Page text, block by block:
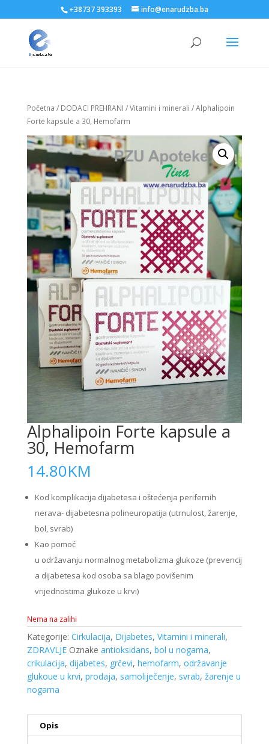
+38737 393393 info@enarudzba.ba
Početna / DODACI PREHRANI /Vitamini i minerali / Alphalipoin
Forte kapsule a 30, Hemofarm
Alphalipoin Forte kapsule a
30, Hemofarm
14.80KM
Kod komplikacija dijabetesa i oštećenja perifernih
nerava- dijabetesna polineuropatija (utrnulost, žarenje,
bol, svrab)
Kao pomoć
u održavanju normalnog metabolizma glukoze (prevencij
a dijabetesa kod osoba sa blago povišenim
vrijednostima glukoze u krvi)
Nema na zalihi
Kategorije: Cirkulacija, Dijabetes, Vitamini i minerali,
ZDRAVLJE Oznake antioksidans, bol u nogama,
crikulacija, dijabetes, grčevi, hemofarm, održavanje
glukoue u krvi, prodaja, samoliječenje, svrab, žarenje u
nogama
Opis